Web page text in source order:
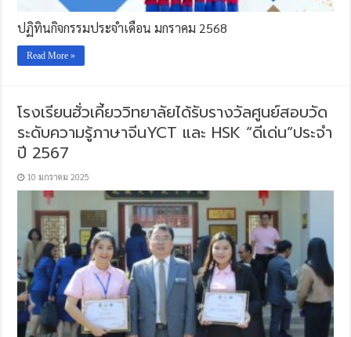
ปฏิทินกิจกรรมประจำเดือน มกราคม 2568
Read More »
โรงเรียนฮั่วเคี้ยววิทยาลัยได้รับรางวัลศูนย์สอบวัด
ระดับความรู้ภาษาจีนYCT และ HSK “ดีเด่น”ประจำ
ปี 2567
10 มกราคม 2025